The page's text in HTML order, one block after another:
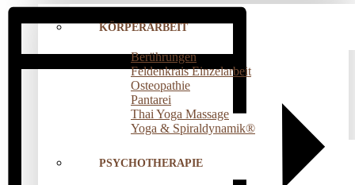
KÖRPERARBEIT
Berührungen
Feldenkrais Einzelarbeit
Osteopathie
Pantarei
Thai Yoga Massage
Yoga & Spiraldynamik®
PSYCHOTHERAPIE